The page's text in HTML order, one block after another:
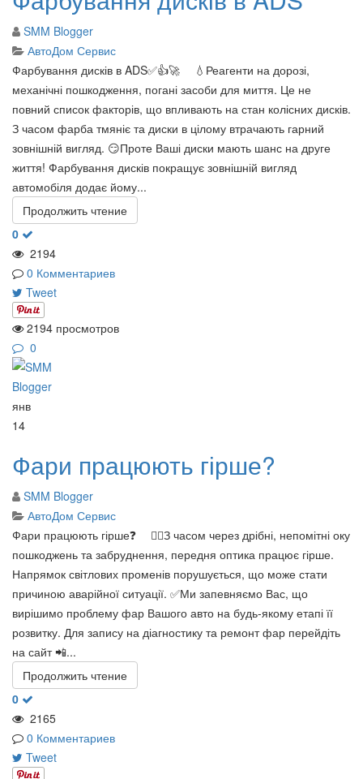
SMM Blogger
АвтоДом Сервис
Фарбування дисків в ADS✅👍🚀 ⠀ 💧Реагенти на дорозі,
механічні пошкодження, погані засоби для миття. Це не
повний список факторів, що впливають на стан колісних дисків.
З часом фарба тмяніє та диски в цілому втрачають гарний
зовнішній вигляд. 😏Проте Ваші диски мають шанс на друге
життя! Фарбування дисків покращує зовнішній вигляд
автомобіля додає йому...
Продолжить чтение
0
2194
0 Комментариев
Tweet
2194 просмотров
0
янв
14
Фари працюють гірше?
SMM Blogger
АвтоДом Сервис
Фари працюють гірше❓ ⠀ 👉🏻З часом через дрібні, непомітні оку
пошкоджень та забруднення, передня оптика працює гірше.
Напрямок світлових променів порушується, що може стати
причиною аварійної ситуації. ✅Ми запевняємо Вас, що
вирішимо проблему фар Вашого авто на будь-якому етапі її
розвитку. Для запису на діагностику та ремонт фар перейдіть
на сайт 📲...
Продолжить чтение
0
2165
0 Комментариев
Tweet